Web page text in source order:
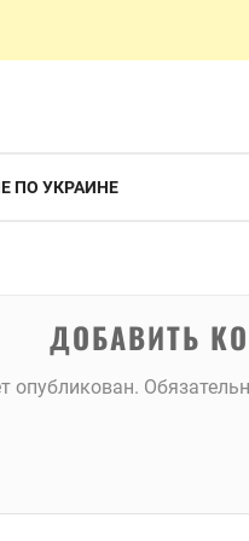
ПО УКРАИНЕ
ДОБАВИТЬ
опубликован.